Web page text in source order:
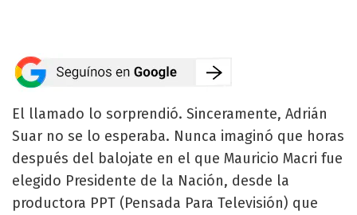
El llamado lo sorprendió. Sinceramente, Adrián
Suar no se lo esperaba. Nunca imaginó que horas
después del balojate en el que Mauricio Macri fue
elegido Presidente de la Nación, desde la
productora PPT (Pensada Para Televisión) que